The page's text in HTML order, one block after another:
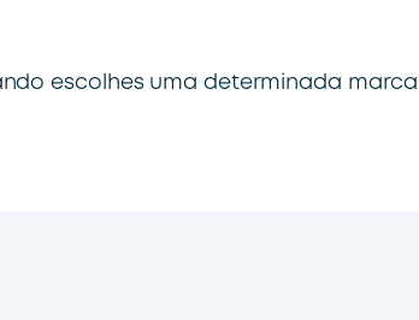
escolhes uma determinada